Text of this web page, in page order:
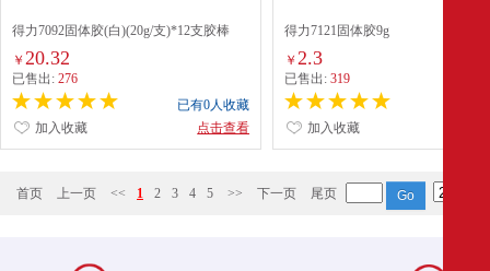
得力7092固体胶(白)(20g/支)*12支胶棒
￥ 20.32
已售出: 276
已有0人收藏
点击查看
加入收藏
得力7121固体胶9g
￥2.3
已售出:319
加入收藏
首页 上一页 << 1 2 3 4 5 >> 下一页 尾页